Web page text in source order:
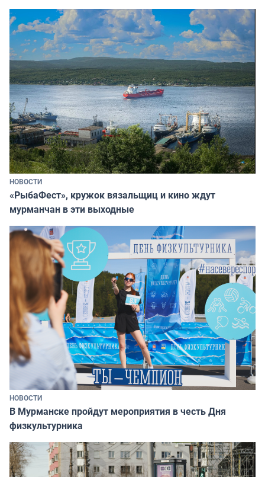
НОВОСТИ
«РыбаФест», кружок вязальщиц и кино ждут
мурманчан в эти выходные
НОВОСТИ
В Мурманске пройдут мероприятия в честь Дня
физкультурника